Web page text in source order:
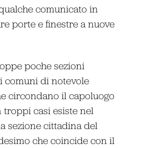
comunicato in
porte e finestre a nuove
poche sezioni
comuni di notevole
circondano il capoluogo
casi esiste nel
sezione cittadina del
che coincide con il